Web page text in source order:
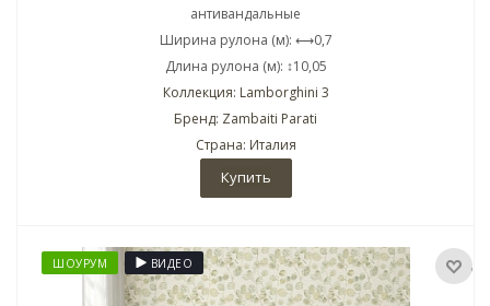
антивандальные
Ширина рулона (м): ⟷0,7
Длина рулона (м): ↕10,05
Коллекция: Lamborghini 3
Бренд: Zambaiti Parati
Страна: Италия
Купить
ШОУРУМ ВИДЕО